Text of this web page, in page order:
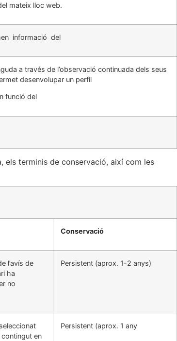
mateix lloc web.
informació del
a través de l’observació continuada dels seus
desenvolupar un perfil
funció del
els terminis de conservació, així com les
Conservació
l’avís de
ha
no
Persistent (aprox. 1-2 anys)
contingut en
Persistent (aprox. 1 any